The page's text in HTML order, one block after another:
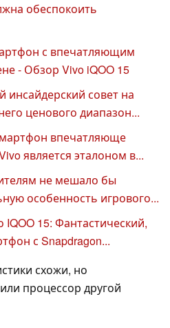
обеспокоить
с впечатляющим
- Обзор Vivo iQOO 15
инсайдерский совет на
ценового диапазон...
впечатляюще
является эталоном в...
не мешало бы
особенность игрового...
IQOO 15: Фантастический,
с Snapdragon...
схожи, но
процессор другой